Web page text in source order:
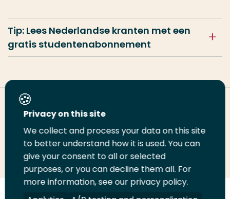
Tip: Lees Nederlandse kranten met een
gratis studentenabonnement
Deel deze pagina
Deel
LinkedIn
Deel
op
Twitter
Deel
op
Facebook
Email
deze
pagina
Print
deze
pagina
Privacy on this site
We collect and process your data on this site
to better understand how it is used. You can
give your consent to all or selected
purposes, or you can decline them all. For
more information, see our privacy policy.